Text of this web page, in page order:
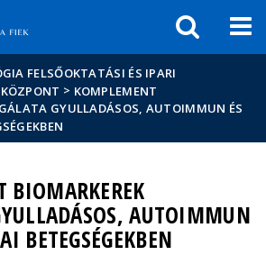
sajtóban
FELSŐOKTATÁSI ÉS IPARI
> KOMPLEMENT
GYULLADÁSOS, AUTOIMMUN ÉS
BIOMARKEREK
AUTOIMMUN
BETEGSÉGEKBEN